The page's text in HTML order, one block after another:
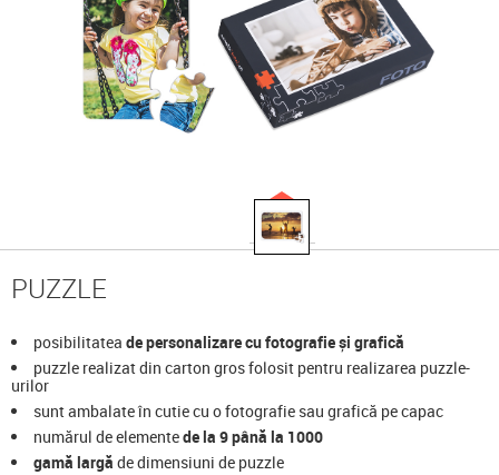
PUZZLE
posibilitatea de personalizare cu fotografie și grafică
puzzle realizat din carton gros folosit pentru realizarea puzzle-
urilor
sunt ambalate în cutie cu o fotografie sau grafică pe capac
numărul de elementede la 9până la 1000
gamă largă de dimensiuni de puzzle